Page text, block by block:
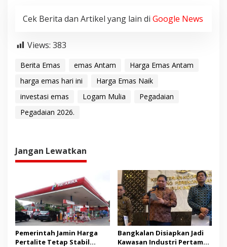
Cek Berita dan Artikel yang lain di Google News
Views: 383
Berita Emas emas Antam
Harga Emas Antam
harga emas hari ini
Harga Emas Naik
investasi emas
Logam Mulia
Pegadaian
Pegadaian 2026.
Jangan Lewatkan
Pemerintah Jamin Harga
Pertalite Tetap Stabil
Bangkalan Disiapkan Jadi
Kawasan Industri Pertama